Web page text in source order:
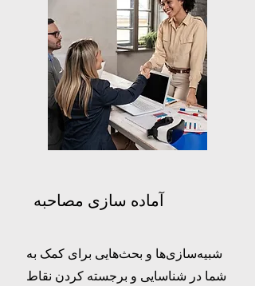
آماده سازی مصاحبه
شبیه‌سازی‌ها و بحث‌هایی برای کمک به
شما در شناسایی و برجسته کردن نقاط